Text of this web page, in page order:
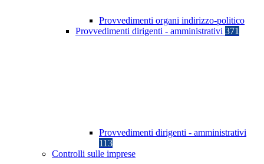
Provvedimenti organi indirizzo-politico
Provvedimenti dirigenti - amministrativi 371
Provvedimenti dirigenti - amministrativi
113
Controlli sulle imprese